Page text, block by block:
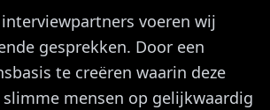
voeren wij
gesprekken. Door een
te creëren waarin deze
slimme mensen op gelijkwaardig